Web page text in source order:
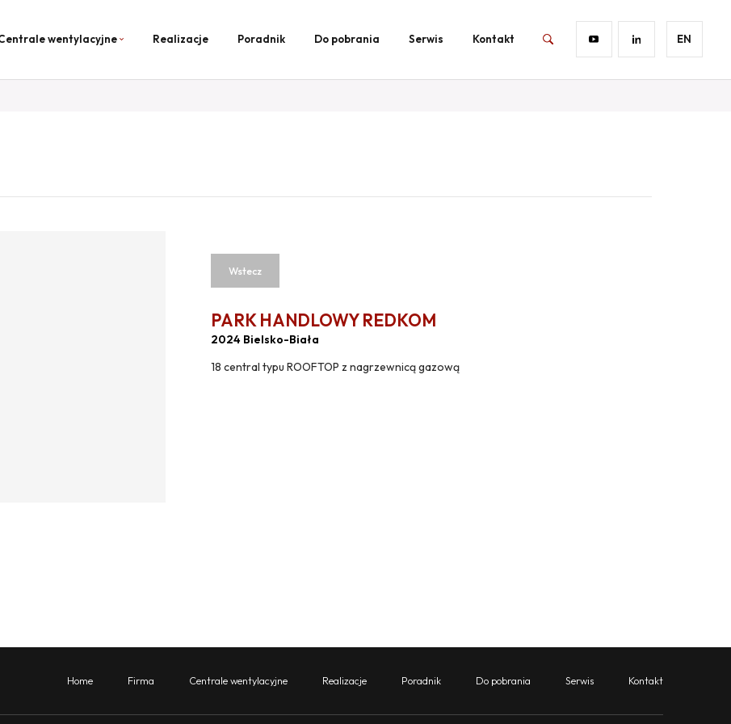
wentylacyjne Realizacje Poradnik Do pobrania Serwis Kontakt EN
Wstecz
PARK HANDLOWY REDKOM
2024 Bielsko-Biała
18 central typu ROOFTOP z nagrzewnicą gazową
Home Firma Centrale wentylacyjne Realizacje Poradnik Do pobrania Serwis Kontakt